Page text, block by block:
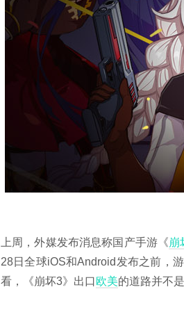
上周 ，外媒发布消息称国产手游《崩
28日全球iOS和Android发布之前，
看，
《崩坏3》出口欧美的道路并不